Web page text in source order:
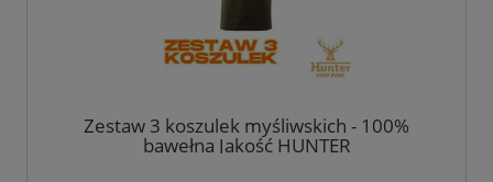
Zestaw 3 koszulek myśliwskich - 100%
bawełna Jakość HUNTER